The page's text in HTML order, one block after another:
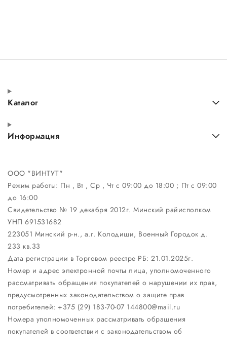
Каталог
Информация
ООО "ВИНТУТ"
Режим работы: Пн , Вт , Ср , Чт c 09:00 до 18:00 ; Пт c 09:00
до 16:00
Свидетельство № 19 декабря 2012г. Минский райисполком
УНП 691531682
223051 Минский р-н., а.г. Колодищи, Военный Городок д.
233 кв.33
Дата регистрации в Торговом реестре РБ: 21.01.2025г.
Номер и адрес электронной почты лица, уполномоченного
рассматривать обращения покупателей о нарушении их прав,
предусмотренных законодательством о защите прав
потребителей: +375 (29) 183-70-07 144800@mail.ru
Номера уполномоченных рассматривать обращения
покупателей в соответствии с законодательством об